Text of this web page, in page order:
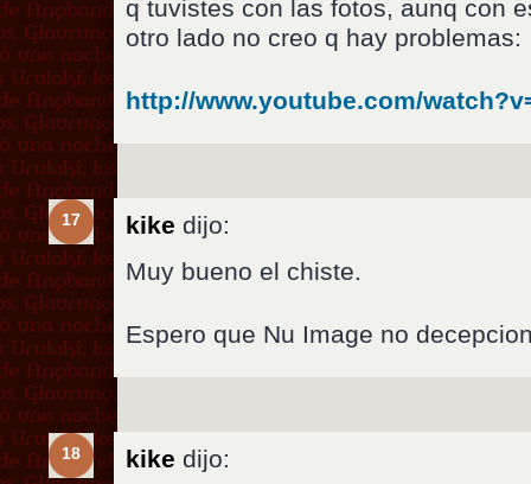
q tuvistes con las fotos, aunq con
otro lado no creo q hay problemas:
http://www.youtube.com/
17 kike dijo:
Muy bueno el chiste.
Espero que Nu Image no
18 kike dijo: